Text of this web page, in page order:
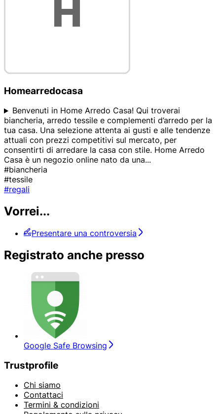
Homearredocasa
Benvenuti in Home Arredo Casa! Qui troverai
biancheria, arredo tessile e complementi d’arredo per la
tua casa. Una selezione attenta ai gusti e alle tendenze
attuali con prezzi competitivi sul mercato, per
consentirti di arredare la casa con stile. Home Arredo
Casa è un negozio online nato da una...
#biancheria
#tessile
#regali
Vorrei...
Presentare una controversia
Registrato anche presso
Google Safe Browsing
Trustprofile
Chi siamo
Contattaci
Termini & condizioni